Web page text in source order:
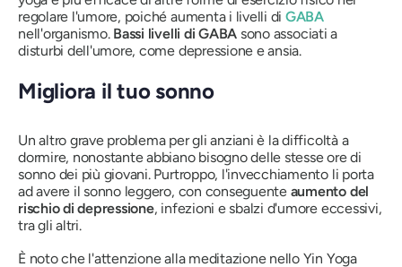
regolare l'umore, poiché aumenta i livelli di GABA
nell'organismo. Bassi livelli di GABA sono associati a
disturbi dell'umore, come depressione e ansia.
Migliora il tuo sonno
Un altro grave problema per gli anziani è la difficoltà a
dormire, nonostante abbiano bisogno delle stesse ore di
sonno dei più giovani. Purtroppo, l'invecchiamento li porta
ad avere il sonno leggero, con conseguente aumento del
rischio di depressione, infezioni e sbalzi d'umore eccessivi,
tra gli altri.
È noto che l'attenzione alla meditazione nello Yin Yoga